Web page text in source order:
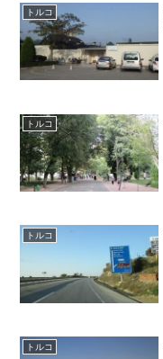
トルコ
トルコ
トルコ
トルコ